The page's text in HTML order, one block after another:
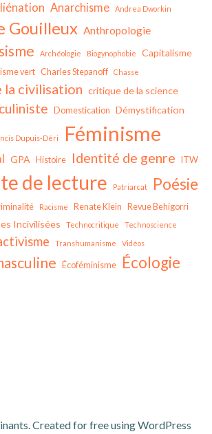
Anarchisme Andrea Dworkin
Gouilleux Anthropologie
Archéologie Biogynophobie Capitalisme
vert Charles Stepanoff Chasse
la civilisation critique de la science
Domestication Démystification
Dupuis-Déri Féminisme
GPA Histoire Identité de genre ITW
de lecture Patriarcat Poésie
Racisme Renate Klein Revue Behigorri
Incivilisées Technocritique Technoscience
Transhumanisme Vidéos
Écoféminisme Écologie
Created for free using WordPress